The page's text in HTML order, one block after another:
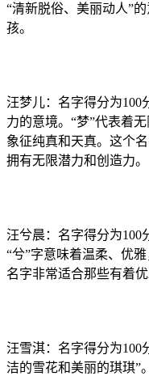
“清新脱俗、美丽动人”
孩。
汪梦儿：名字得分为100
力的意境。“梦”代表着
象征纯真和天真。这个
拥有无限潜力和创造力。
汪兮晨：名字得分为100
“兮”字意味着温柔、优
名字非常适合那些有着优
汪雪淇：名字得分为100
洁的雪花和美丽的琪琪”